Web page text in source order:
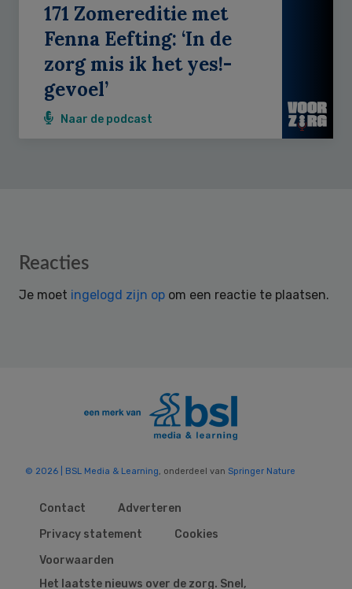
171 Zomereditie met
Fenna Eefting: ‘In de
zorg mis ik het yes!-
gevoel’
Naar de podcast
Reader
Reacties
Je moet ingelogd zijn op om een reactie te plaatsen.
© 2026 | BSL Media & Learning , onderdeel van Springer Nature
Contact
Adverteren
Privacy statement
Cookies
Voorwaarden
Het laatste nieuws over de zorg. Snel,